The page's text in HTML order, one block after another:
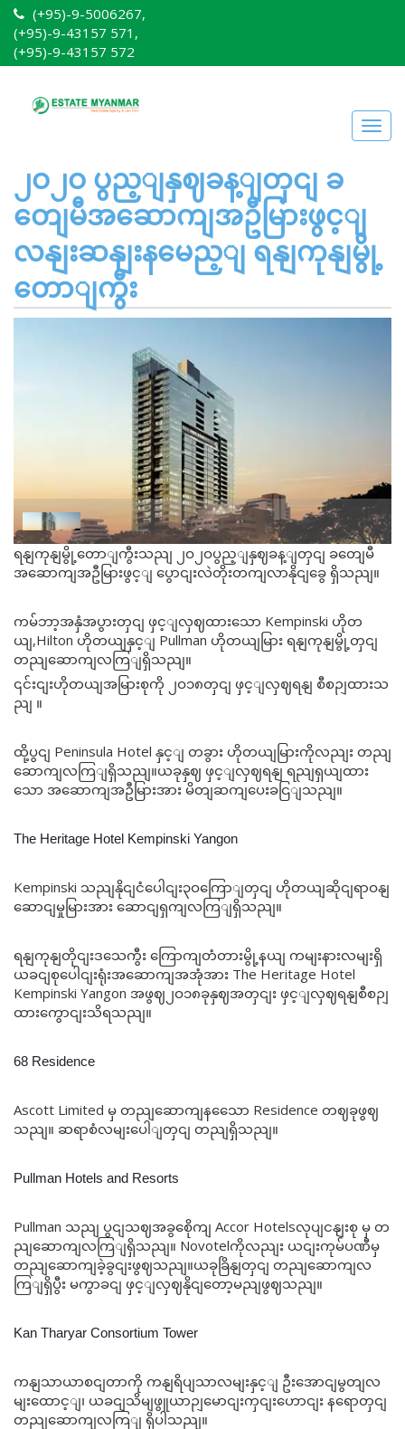
(+95)-9-5006267,
(+95)-9-43157 571,
(+95)-9-43157 572
၂ဝ၂ဝ ပွည့ျနှဈခန့ျတှငျ ခ
တျေမီအဆောကျအဦမြားဖွင့ျ
လနျးဆနျးနမေည့ျ ရနျကုနျမွို့
တောျကွီး
ရနျကုနျမွို့တောျကွီးသညျ ၂ဝ၂ဝပွည့ျနှဈခန့ျတှငျ ခတျေမီ
အဆောကျအဦမြားဖွင့ျ ပွောငျးလဲတိုးတကျလာနိုငျခွေ ရှိသညျ။
ကမ်ဘာ့အနှံအပွားတှငျ ဖှင့ျလှဈထားသော Kempinski ဟိုတ
ယျ,Hilton ဟိုတယျနှင့ျ Pullman ဟိုတယျမြား ရနျကုနျမွို့တှငျ
တညျဆောကျလကြျရှိသညျ။
၎င်းငျးဟိုတယျအမြားစုကို ၂ဝ၁၈တှငျ ဖှင့ျလှဈရနျ စီစဉျထားသ
ညျ ။
ထို့ပွငျ Peninsula Hotel နှင့ျ တခွား ဟိုတယျမြားကိုလညျး တညျ
ဆောကျလကြျရှိသညျ။ယခုနှဈ ဖှင့ျလှဈရနျ ရညျရှယျထား
သော အဆောကျအဦမြားအား မိတျဆကျပေးခငြျသညျ။
The Heritage Hotel Kempinski Yangon
Kempinski သညျနိုငျငံပေါငျး၃ဝကြောျတှငျ ဟိုတယျဆိုငျရာဝနျ
ဆောငျမှုမြားအား ဆောငျရှကျလကြျရှိသညျ။
ရနျကုနျတိုငျးဒသေကွီး ကြောကျတံတားမွို့နယျ ကမျးနားလမျးရှိ
ယခငျစုပေါငျးရုံးအဆောကျအအုံအား The Heritage Hotel
Kempinski Yangon အဖွဈ၂ဝ၁၈ခုနှဈအတှငျး ဖှင့ျလှဈရနျစီစဉျ
ထားကွောငျးသိရသညျ။
68 Residence
Ascott Limited မှ တညျဆောကျနသေော Residence တဈခုဖွဈ
သညျ။ ဆရာစံလမျးပေါျတှငျ တညျရှိသညျ။
Pullman Hotels and Resorts
Pullman သညျ ပွငျသဈအခွစေိုကျ Accor Hotelsလုပျငနျးစု မှ တ
ညျဆောကျလကြျရှိသညျ။ Novotelကိုလညျး ယငျးကုမ်ပဏီမှ
တညျဆောကျခဲ့ခွငျးဖွဈသညျ။ယခုခြိနျတှငျ တညျဆောကျလ
ကြျရှိပွီး မကွာခငျ ဖှင့ျလှဈနိုငျတော့မညျဖွဈသညျ။
Kan Tharyar Consortium Tower
ကနျသာယာစငျတာကို ကနျရိပျသာလမျးနှင့ျ ဦးအောငျမွတျလ
မျးထောင့ျ၊ ယခငျသိမျဖွူယာဉျမောငျးကှငျးဟောငျး နရောတှငျ
တညျဆောကျလကြျ ရှိပါသညျ။